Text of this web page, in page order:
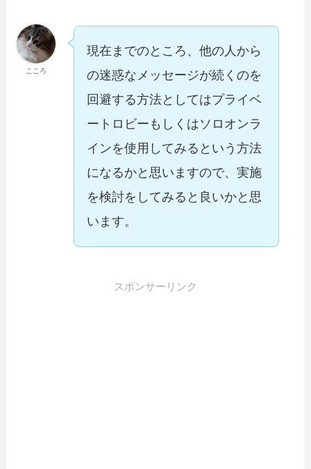
こころ
現在までのところ、他の人から
の迷惑なメッセージが続くのを
回避する方法としてはプライベ
ートロビーもしくはソロオンラ
インを使用してみるという方法
になるかと思いますので、実施
を検討をしてみると良いかと思
います。
スポンサーリンク